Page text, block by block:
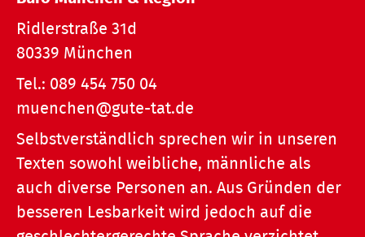
Ridlerstraße 31d
80339 München
Tel.: 089 454 750 04
muenchen@gute-tat.de
Selbstverständlich sprechen wir in unseren
Texten sowohl weibliche, männliche als
auch diverse Personen an. Aus Gründen der
besseren Lesbarkeit wird jedoch auf die